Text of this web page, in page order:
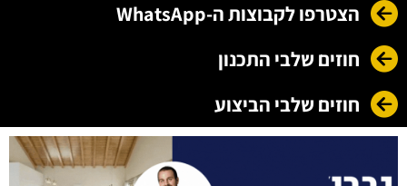
הצטרפו לקבוצות ה-WhatsApp
חוזים שלבי התכנון
חוזים שלבי הביצוע